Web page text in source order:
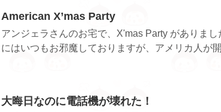
American X’mas Party
アンジェラさんのお宅で、X'mas Party がありま
にはいつもお邪魔しておりますが、アメリカ人が
大晦日なのに電話機が壊れた！